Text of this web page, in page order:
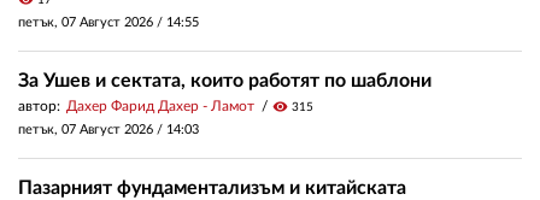
петък, 07 Август 2026 / 14:55
За Ушев и сектата, които работят по шаблони
автор: Дахер Фарид Дахер - Ламот visibility 315
петък, 07 Август 2026 / 14:03
Пазарният фундаментализъм и китайската